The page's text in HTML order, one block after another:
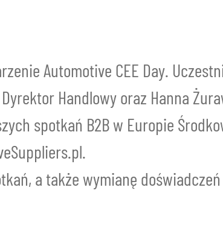
Automotive CEE Day.
Handlowy oraz Hanna
spotkań B2B w Europie
a także wymianę